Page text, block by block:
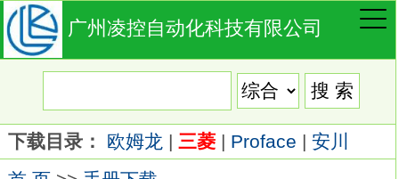
广州凌控自动化科技有限公司
下载目录： 欧姆龙 | 三菱| Proface | 安川